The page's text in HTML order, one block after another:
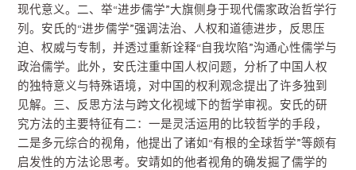
现代意义。二、举“进步儒学”大旗侧身于现代儒家政治哲学行
列。安氏的“进步儒学”强调法治、人权和道德进步，反思压
迫、权威与专制，并透过重新诠释“自我坎陷”沟通心性儒学与
政治儒学。此外，安氏注重中国人权问题，分析了中国人权
的独特意义与特殊语境，对中国的权利观念提出了许多独到
见解。三、反思方法与跨文化视域下的哲学审视。安氏的研
究方法的主要特征有二：一是灵活运用的比较哲学的手段，
二是多元综合的视角，他提出了诸如“有根的全球哲学”等颇有
启发性的方法论思考。安靖如的他者视角的确发掘了儒学的